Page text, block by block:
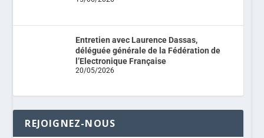
Entretien avec Laurence Dassas,
déléguée générale de la Fédération de
l’Electronique Française
20/05/2026
REJOIGNEZ-NOUS